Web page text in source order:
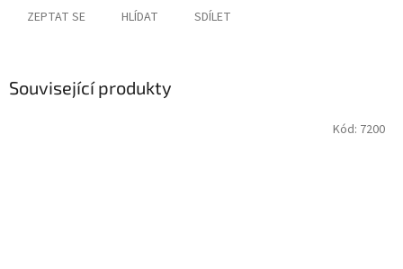
ZEPTAT SE HLÍDAT SDÍLET
Související produkty
Kód: 7200